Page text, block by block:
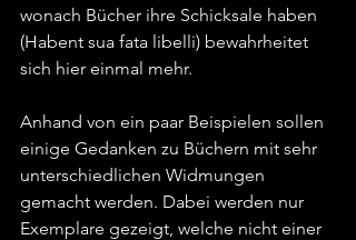
wonach Bücher ihre Schicksale haben
(Habent sua fata libelli) bewahrheitet
sich hier einmal mehr.
Anhand von ein paar Beispielen sollen
einige Gedanken zu Büchern mit sehr
unterschiedlichen Widmungen
gemacht werden. Dabei werden nur
Exemplare gezeigt, welche nicht einer